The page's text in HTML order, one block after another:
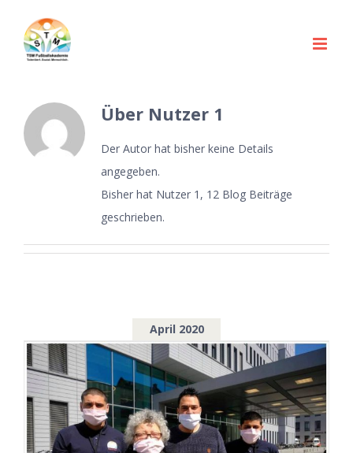
Inhalt
springen
nach:
Über Nutzer 1
Der Autor hat bisher keine Details
angegeben.
Bisher hat Nutzer 1, 12 Blog Beiträge
geschrieben.
April 2020